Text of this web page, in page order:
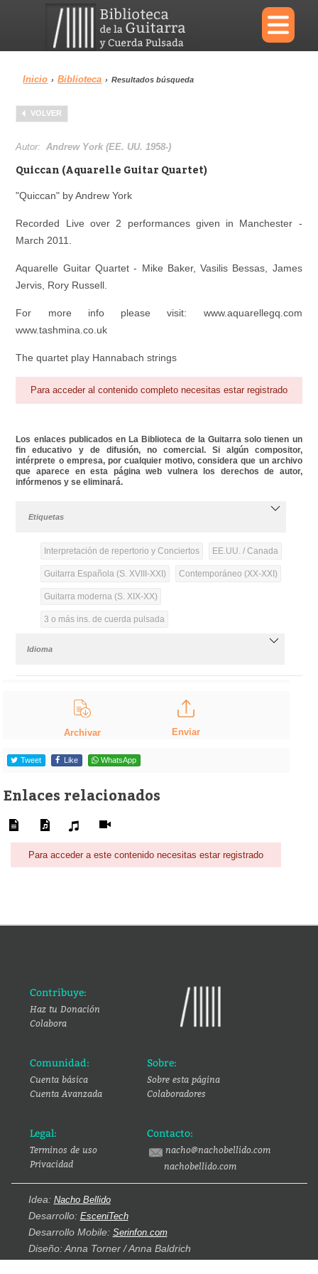
×
Menu
Biblioteca
Área personal Reproductor
Inicio › Biblioteca › Resultados búsqueda
VOLVER
Autor:Andrew York (EE. UU. 1958-)
Quiccan (Aquarelle Guitar Quartet)
"Quiccan" by Andrew York
Recorded Live over 2 performances given in Manchester -
March 2011.
Aquarelle Guitar Quartet - Mike Baker, Vasilis Bessas, James
Jervis, Rory Russell.
For more info please visit: www.aquarellegq.com
www.tashmina.co.uk
The quartet play Hannabach strings
Para acceder al contenido completo necesitas estar registrado
Los enlaces publicados en La Biblioteca de la Guitarra solo tienen un
fin educativo y de difusión, no comercial. Si algún compositor,
intérprete o empresa, por cualquier motivo, considera que un archivo
que aparece en esta página web vulnera los derechos de autor,
infórmenos y se eliminará.
Etiquetas
Interpretación de repertorio y Conciertos EE.UU. / Canada
Guitarra Española (S. XVIII-XXI) Contemporáneo (XX-XXI)
Guitarra moderna (S. XIX-XX)
3 o más ins. de cuerda pulsada
Idioma
Archivar Enviar
Tweet Like WhatsApp
Enlaces relacionados
Para acceder a este contenido necesitas estar registrado
Contribuye:
Haz tu Donación
Colabora
Comunidad:
Cuenta básica
Cuenta Avanzada
Sobre:
Sobre esta página
Colaboradores
Legal:
Terminos de uso
Privacidad
Contacto:
nacho@nachobellido.com
nachobellido.com
Idea: Nacho Bellido
Desarrollo: EsceniTech
Desarrollo Mobile: Serinfon.com
Diseño: Anna Torner / Anna Baldrich